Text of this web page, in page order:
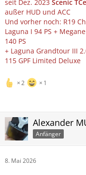
seit Dez. 2023 Scenic
außer HUD und ACC
Und vorher noch: R19
Laguna I 94 PS +
140 PS
+ Laguna Grandtour III
115 GPF Limited Deluxe
2 1
Alexander
Anfänger
8. Mai 2026